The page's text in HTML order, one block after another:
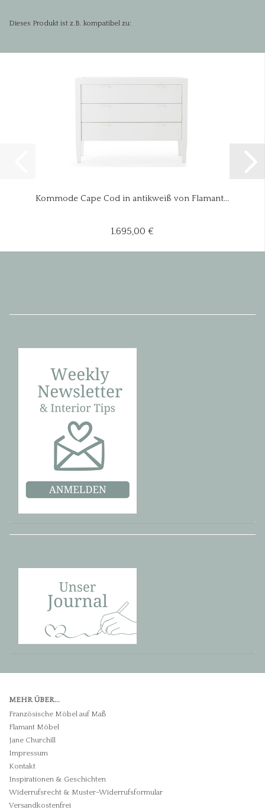
Dieses Produkt ist z.B. kompatibel zu:
Kommode Cape Cod in antikweiß von Flamant...
1.695,00 €
MEHR ÜBER...
Französische Möbel auf Maß
Flamant Möbel
Jane Churchill
Impressum
Kontakt
Inspirationen & Geschichten
Widerrufsrecht & Muster-Widerrufsformular
Versandkostenfrei